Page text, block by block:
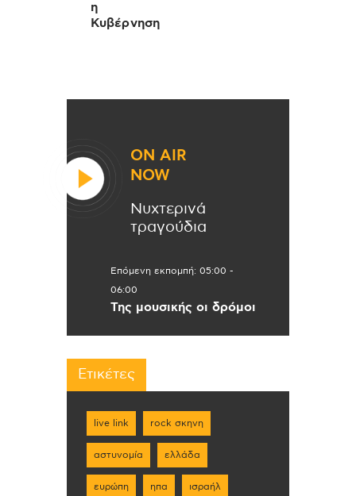
η
Κυβέρνηση
ON AIR
NOW
Νυχτερινά
τραγούδια
Επόμενη εκπομπή: 05:00 -
06:00
Της μουσικής οι δρόμοι
Ετικέτες
live link rock σκηνη
αστυνομία ελλάδα
ευρώπη ηπα ισραήλ